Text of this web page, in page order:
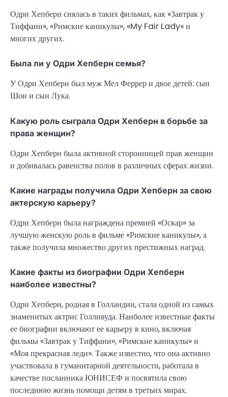
Одри Хепберн снялась в таких фильмах, как «Завтрак у
Тиффани», «Римские каникулы», «My Fair Lady» и
многих других.
Была ли у Одри Хепберн семья?
У Одри Хепберн был муж Мел Феррер и двое детей: сын
Шон и сын Лука.
Какую роль сыграла Одри Хепберн в борьбе за
права женщин?
Одри Хепберн была активной сторонницей прав женщин
и добивалась равенства полов в различных сферах жизни.
Какие награды получила Одри Хепберн за свою
актерскую карьеру?
Одри Хепберн была награждена премией «Оскар» за
лучшую женскую роль в фильме «Римские каникулы», а
также получила множество других престижных наград.
Какие факты из биографии Одри Хепберн
наиболее известны?
Одри Хепберн, родная в Голландии, стала одной из самых
знаменитых актрис Голливуда. Наиболее известные факты
ее биографии включают ее карьеру в кино, включая
фильмы «Завтрак у Тиффани», «Римские каникулы» и
«Моя прекрасная леди». Также известно, что она активно
участвовала в гуманитарной деятельности, работала в
качестве посланника ЮНИСЕФ и посвятила свою
последнюю жизнь помощи детям в третьих мирах.